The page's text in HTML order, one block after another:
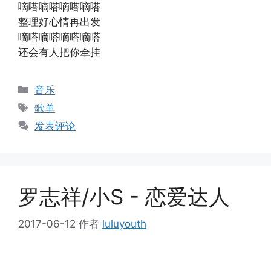
嘀嗒嘀嗒嘀嗒嘀嗒
整理好心情再出发
嘀嗒嘀嗒嘀嗒嘀嗒
还会有人把你牵挂
分
类
音乐
标
签
歌单
发表评论
罗志祥/小S - 恋爱达人
2017-06-12 作者 luluyouth